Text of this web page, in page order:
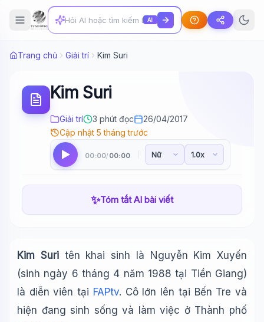
AI
Trang chủ Giải trí Kim Suri
Kim Suri
Giải trí 3 phút đọc
26/04/2017
Cập nhật 5 tháng trước
00:00/ 00:00
✨Tóm tắt AI bài viết
Kim Suritên khai sinh là Nguyễn Kim Xuyến
(sinh ngày 6 tháng 4 năm 1988 tại Tiền Giang)
là diễn viên tại FAPtv. Cô lớn lên tại Bến Tre và
hiện đang sinh sống và làm việc ở Thành phố